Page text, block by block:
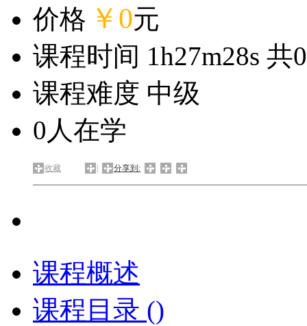
价格 ￥0元
课程时间 1h27m28s 共0
课程难度 中级
0 人在学
收藏 分享到:
课程概述
课程目录 ()